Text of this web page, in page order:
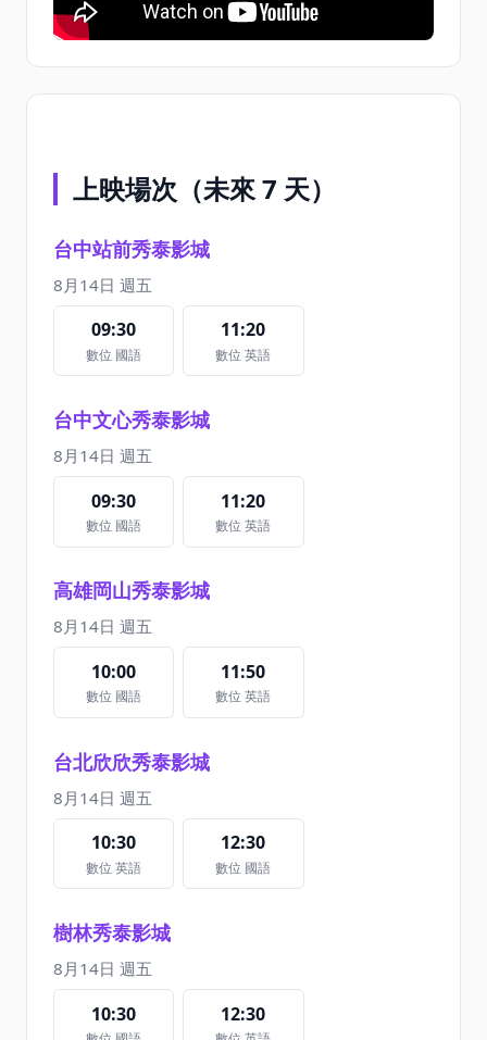
上映場次（未來 7 天）
台中站前秀泰影城
8月14日 週五
09:30
數位 國語
11:20
數位 英語
台中文心秀泰影城
8月14日 週五
09:30
數位 國語
11:20
數位 英語
高雄岡山秀泰影城
8月14日 週五
10:00
數位 國語
11:50
數位 英語
台北欣欣秀泰影城
8月14日 週五
10:30
數位 英語
12:30
數位 國語
樹林秀泰影城
8月14日 週五
10:30 12:30